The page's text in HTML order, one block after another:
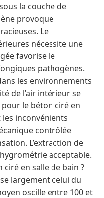
la couche de
provoque
Le
nécessite une
favorise le
pathogènes.
les environnements
de l’air intérieur se
le béton ciré en
les inconvénients
contrôlée
L’extraction de
acceptable.
en salle de bain ?
largement celui du
oscille entre 100 et